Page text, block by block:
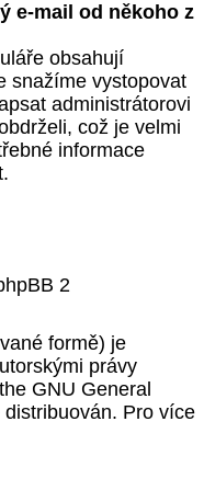
e-mail od někoho z
obsahují
snažíme vystopovat
administrátorovi
což je velmi
informace
2
formě) je
právy
GNU General
Pro více